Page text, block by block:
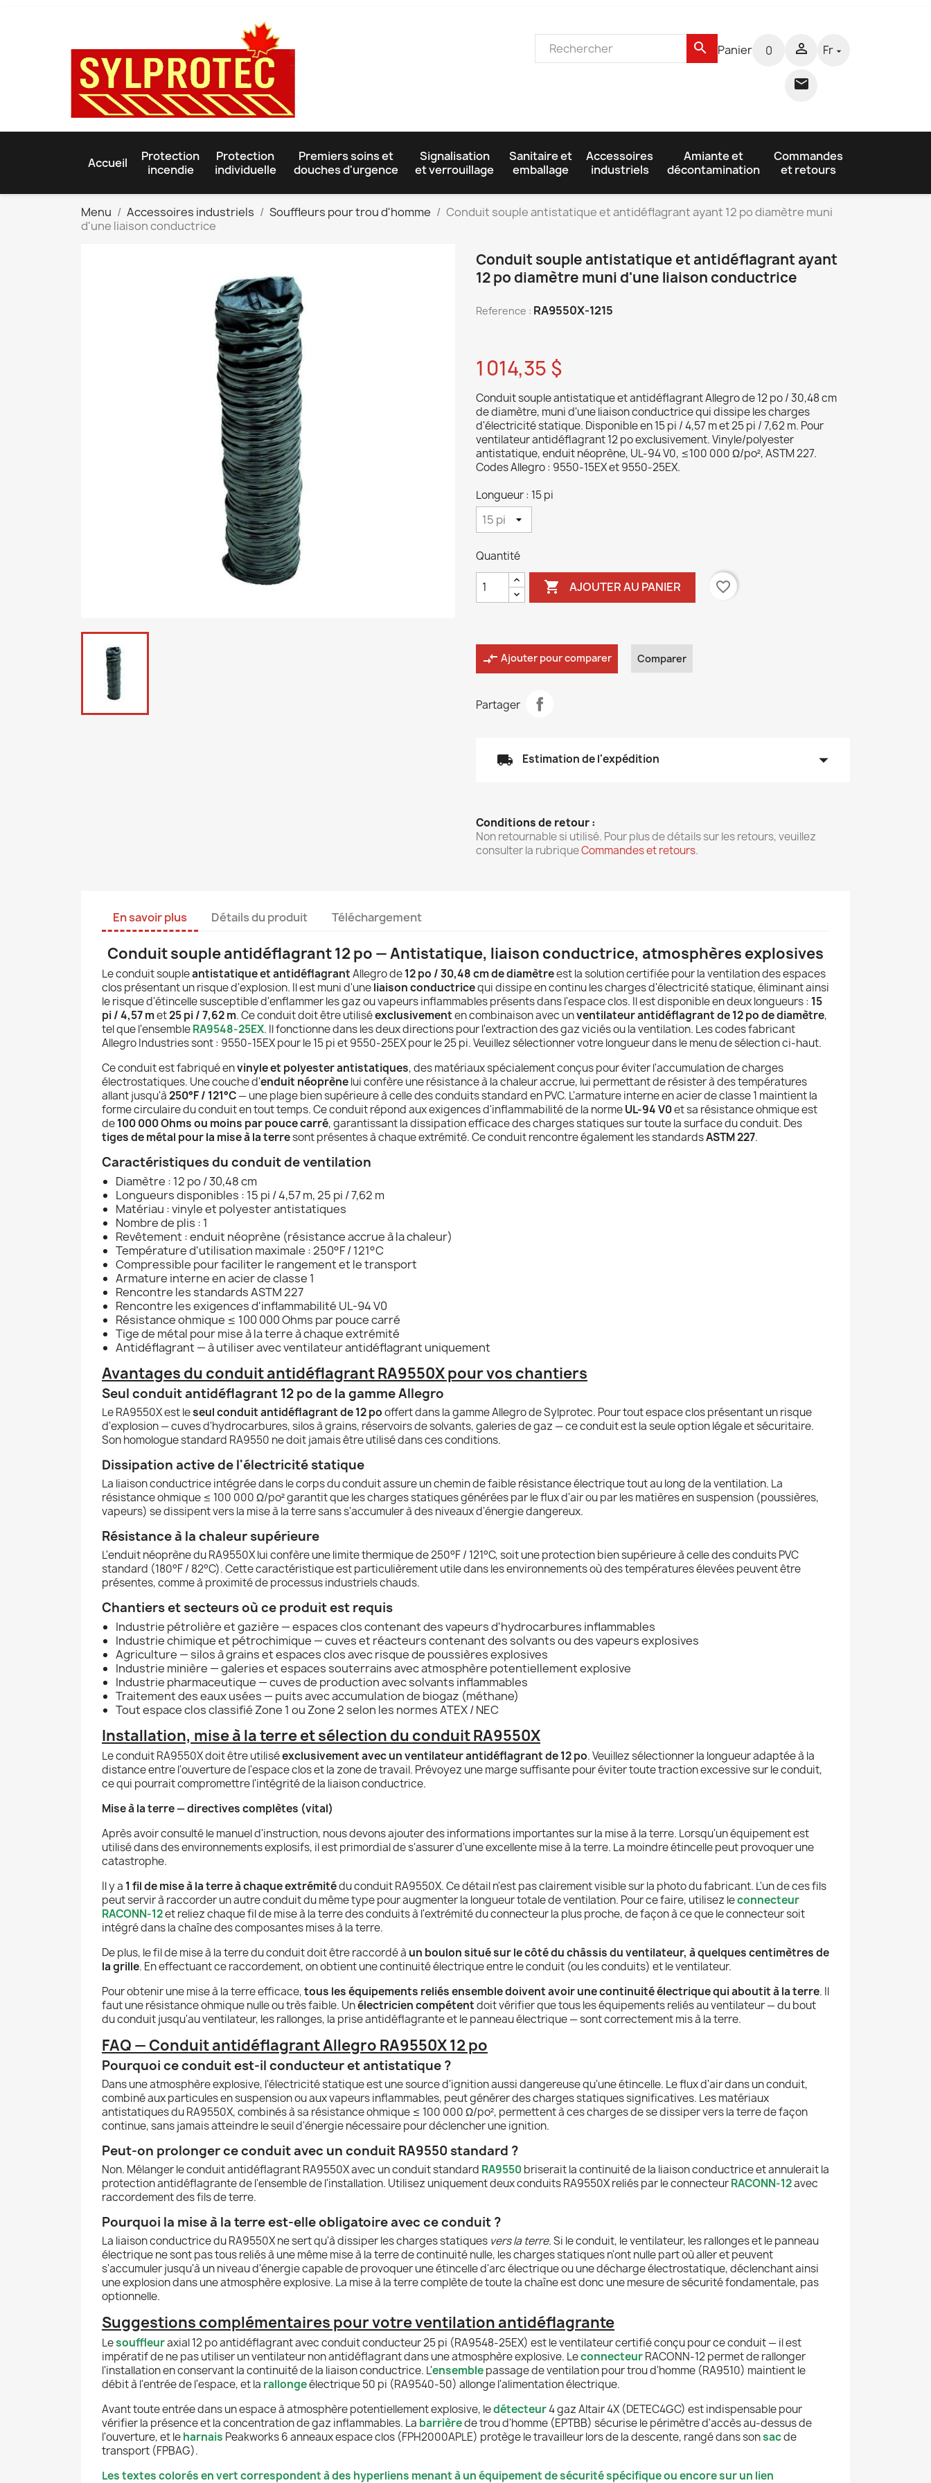
search Panier 0 

Fr 
Accueil
Protection
incendie
Protection
individuelle
Premiers soins et
douches d'urgence
Signalisation
et verrouillage
Sanitaire et
emballage
Accessoires
industriels
Amiante et
décontamination
Commandes
et retours
Menu Accessoires industriels Souffleurs pour trou d'homme
Conduit souple antistatique et antidéflagrant ayant 12 po diamètre muni
d'une liaison conductrice
Conduit souple antistatique et antidéflagrant ayant
12 po diamètre muni d'une liaison conductrice
Reference : RA9550X-1215
1 014,35 $
Conduit souple antistatique et antidéflagrant Allegro de 12 po / 30,48 cm
de diamètre, muni d'une liaison conductrice qui dissipe les charges
d'électricité statique. Disponible en 15 pi / 4,57 m et 25 pi / 7,62 m. Pour
ventilateur antidéflagrant 12 po exclusivement. Vinyle/polyester
antistatique, enduit néoprène, UL-94 V0, ≤100 000 Ω/po², ASTM 227.
Codes Allegro : 9550-15EX et 9550-25EX.
Longueur : 15 pi
Quantité
 AJOUTER AU PANIER favorite_border
compare_arrows Ajouter pour comparer Comparer
Partager
local_shipping Estimation de l'expédition arrow_drop_down
Conditions de retour :
Non retournable si utilisé. Pour plus de détails sur les retours, veuillez
consulter la rubriqueCommandes et retours.
En savoir plus Détails du produit Téléchargement
Conduit souple antidéflagrant 12 po — Antistatique, liaison conductrice, atmosphères explosives
Le conduit soupleantistatique et antidéflagrantAllegro de12 po / 30,48 cm de diamètreest la solution certifiée pour la ventilation des espaces
clos présentant un risque d'explosion. Il est muni d'uneliaison conductricequi dissipe en continu les charges d'électricité statique, éliminant ainsi
le risque d'étincelle susceptible d'enflammer les gaz ou vapeurs inflammables présents dans l'espace clos. Il est disponible en deux longueurs : 15
pi / 4,57 met25 pi / 7,62 m. Ce conduit doit être utiliséexclusivementen combinaison avec unventilateur antidéflagrant de 12 po de diamètre,
tel que l'ensembleRA9548-25EX. Il fonctionne dans les deux directions pour l'extraction des gaz viciés ou la ventilation. Les codes fabricant
Allegro Industries sont : 9550-15EX pour le 15 pi et 9550-25EX pour le 25 pi. Veuillez sélectionner votre longueur dans le menu de sélection ci-haut.
Ce conduit est fabriqué envinyle et polyester antistatiques, des matériaux spécialement conçus pour éviter l'accumulation de charges
électrostatiques. Une couche d'enduit néoprènelui confère une résistance à la chaleur accrue, lui permettant de résister à des températures
allant jusqu'à250°F / 121°C— une plage bien supérieure à celle des conduits standard en PVC. L'armature interne en acier de classe 1 maintient la
forme circulaire du conduit en tout temps. Ce conduit répond aux exigences d'inflammabilité de la normeUL-94 V0et sa résistance ohmique est
de100 000 Ohms ou moins par pouce carré, garantissant la dissipation efficace des charges statiques sur toute la surface du conduit. Des
tiges de métal pour la mise à la terresont présentes à chaque extrémité. Ce conduit rencontre également les standardsASTM 227.
Caractéristiques du conduit de ventilation
Diamètre : 12 po / 30,48 cm
Longueurs disponibles : 15 pi / 4,57 m, 25 pi / 7,62 m
Matériau : vinyle et polyester antistatiques
Nombre de plis : 1
Revêtement : enduit néoprène (résistance accrue à la chaleur)
Température d'utilisation maximale : 250°F / 121°C
Compressible pour faciliter le rangement et le transport
Armature interne en acier de classe 1
Rencontre les standards ASTM 227
Rencontre les exigences d'inflammabilité UL-94 V0
Résistance ohmique ≤ 100 000 Ohms par pouce carré
Tige de métal pour mise à la terre à chaque extrémité
Antidéflagrant — à utiliser avec ventilateur antidéflagrant uniquement
Avantages du conduit antidéflagrant RA9550X pour vos chantiers
Seul conduit antidéflagrant 12 po de la gamme Allegro
Le RA9550X est leseul conduit antidéflagrant de 12 pooffert dans la gamme Allegro de Sylprotec. Pour tout espace clos présentant un risque
d'explosion — cuves d'hydrocarbures, silos à grains, réservoirs de solvants, galeries de gaz — ce conduit est la seule option légale et sécuritaire.
Son homologue standard RA9550 ne doit jamais être utilisé dans ces conditions.
Dissipation active de l'électricité statique
La liaison conductrice intégrée dans le corps du conduit assure un chemin de faible résistance électrique tout au long de la ventilation. La
résistance ohmique ≤ 100 000 Ω/po² garantit que les charges statiques générées par le flux d'air ou par les matières en suspension (poussières,
vapeurs) se dissipent vers la mise à la terre sans s'accumuler à des niveaux d'énergie dangereux.
Résistance à la chaleur supérieure
L'enduit néoprène du RA9550X lui confère une limite thermique de 250°F / 121°C, soit une protection bien supérieure à celle des conduits PVC
standard (180°F / 82°C). Cette caractéristique est particulièrement utile dans les environnements où des températures élevées peuvent être
présentes, comme à proximité de processus industriels chauds.
Chantiers et secteurs où ce produit est requis
Industrie pétrolière et gazière — espaces clos contenant des vapeurs d'hydrocarbures inflammables
Industrie chimique et pétrochimique — cuves et réacteurs contenant des solvants ou des vapeurs explosives
Agriculture — silos à grains et espaces clos avec risque de poussières explosives
Industrie minière — galeries et espaces souterrains avec atmosphère potentiellement explosive
Industrie pharmaceutique — cuves de production avec solvants inflammables
Traitement des eaux usées — puits avec accumulation de biogaz (méthane)
Tout espace clos classifié Zone 1 ou Zone 2 selon les normes ATEX / NEC
Installation, mise à la terre et sélection du conduit RA9550X
Le conduit RA9550X doit être utiliséexclusivement avec un ventilateur antidéflagrant de 12 po. Veuillez sélectionner la longueur adaptée à la
distance entre l'ouverture de l'espace clos et la zone de travail. Prévoyez une marge suffisante pour éviter toute traction excessive sur le conduit,
ce qui pourrait compromettre l'intégrité de la liaison conductrice.
Mise à la terre — directives complètes (vital)
Après avoir consulté le manuel d'instruction, nous devons ajouter des informations importantes sur la mise à la terre. Lorsqu'un équipement est
utilisé dans des environnements explosifs, il est primordial de s'assurer d'une excellente mise à la terre. La moindre étincelle peut provoquer une
catastrophe.
Il y a 1 fil de mise à la terre à chaque extrémitédu conduit RA9550X. Ce détail n'est pas clairement visible sur la photo du fabricant. L'un de ces fils
peut servir à raccorder un autre conduit du même type pour augmenter la longueur totale de ventilation. Pour ce faire, utilisez leconnecteur
RACONN-12et reliez chaque fil de mise à la terre des conduits à l'extrémité du connecteur la plus proche, de façon à ce que le connecteur soit
intégré dans la chaîne des composantes mises à la terre.
De plus, le fil de mise à la terre du conduit doit être raccordé à un boulon situé sur le côté du châssis du ventilateur, à quelques centimètres de
la grille. En effectuant ce raccordement, on obtient une continuité électrique entre le conduit (ou les conduits) et le ventilateur.
Pour obtenir une mise à la terre efficace,tous les équipements reliés ensemble doivent avoir une continuité électrique qui aboutit à la terre. Il
faut une résistance ohmique nulle ou très faible. Unélectricien compétentdoit vérifier que tous les équipements reliés au ventilateur — du bout
du conduit jusqu'au ventilateur, les rallonges, la prise antidéflagrante et le panneau électrique — sont correctement mis à la terre.
FAQ — Conduit antidéflagrant Allegro RA9550X 12 po
Pourquoi ce conduit est-il conducteur et antistatique ?
Dans une atmosphère explosive, l'électricité statique est une source d'ignition aussi dangereuse qu'une étincelle. Le flux d'air dans un conduit,
combiné aux particules en suspension ou aux vapeurs inflammables, peut générer des charges statiques significatives. Les matériaux
antistatiques du RA9550X, combinés à sa résistance ohmique ≤ 100 000 Ω/po², permettent à ces charges de se dissiper vers la terre de façon
continue, sans jamais atteindre le seuil d'énergie nécessaire pour déclencher une ignition.
Peut-on prolonger ce conduit avec un conduit RA9550 standard ?
Non. Mélanger le conduit antidéflagrant RA9550X avec un conduit standard RA9550briserait la continuité de la liaison conductrice et annulerait la
protection antidéflagrante de l'ensemble de l'installation. Utilisez uniquement deux conduits RA9550X reliés par le connecteurRACONN-12avec
raccordement des fils de terre.
Pourquoi la mise à la terre est-elle obligatoire avec ce conduit ?
La liaison conductrice du RA9550X ne sert qu'à dissiper les charges statiques vers la terre. Si le conduit, le ventilateur, les rallonges et le panneau
électrique ne sont pas tous reliés à une même mise à la terre de continuité nulle, les charges statiques n'ont nulle part où aller et peuvent
s'accumuler jusqu'à un niveau d'énergie capable de provoquer une étincelle d'arc électrique ou une décharge électrostatique, déclenchant ainsi
une explosion dans une atmosphère explosive. La mise à la terre complète de toute la chaîne est donc une mesure de sécurité fondamentale, pas
optionnelle.
Suggestions complémentaires pour votre ventilation antidéflagrante
Lesouffleuraxial 12 po antidéflagrant avec conduit conducteur 25 pi (RA9548-25EX) est le ventilateur certifié conçu pour ce conduit — il est
impératif de ne pas utiliser un ventilateur non antidéflagrant dans une atmosphère explosive. LeconnecteurRACONN-12 permet de rallonger
l'installation en conservant la continuité de la liaison conductrice. L'ensemblepassage de ventilation pour trou d'homme (RA9510) maintient le
débit à l'entrée de l'espace, et la rallongeélectrique 50 pi (RA9540-50) allonge l'alimentation électrique.
Avant toute entrée dans un espace à atmosphère potentiellement explosive, ledétecteur4 gaz Altair 4X (DETEC4GC) est indispensable pour
vérifier la présence et la concentration de gaz inflammables. La barrièrede trou d'homme (EPTBB) sécurise le périmètre d'accès au-dessus de
l'ouverture, et leharnais Peakworks 6 anneaux espace clos (FPH2000APLE) protège le travailleur lors de la descente, rangé dans sonsacde
transport (FPBAG).
Les textes colorés en vert correspondent à des hyperliens menant à un équipement de sécurité spécifique ou encore sur un lien